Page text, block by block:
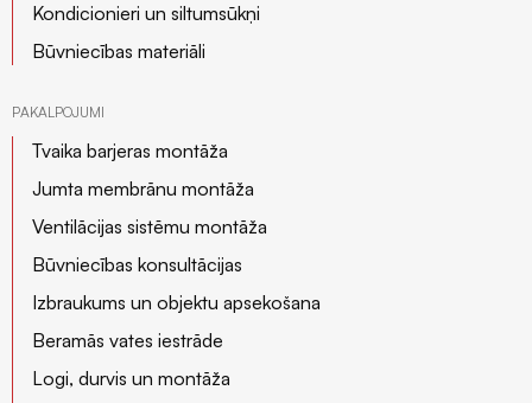
Kondicionieri un siltumsūkņi
Būvniecības materiāli
PAKALPOJUMI
Tvaika barjeras montāža
Jumta membrānu montāža
Ventilācijas sistēmu montāža
Būvniecības konsultācijas
Izbraukums un objektu apsekošana
Beramās vates iestrāde
Logi, durvis un montāža